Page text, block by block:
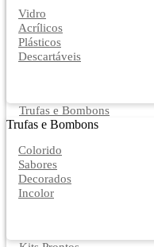
Vidro
Acrílicos
Plásticos
Descartáveis
Trufas e Bombons
Trufas e Bombons
Colorido
Sabores
Decorados
Incolor